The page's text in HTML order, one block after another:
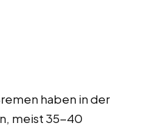
haben in der
meist 35-40